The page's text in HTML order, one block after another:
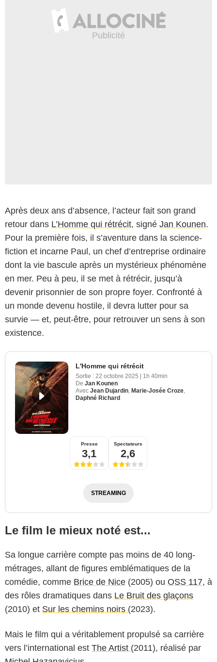
Après deux ans d’absence, l’acteur fait son grand
retour dans L’Homme qui rétrécit, signé Jan Kounen.
Pour la première fois, il s’aventure dans la science-
fiction et incarne Paul, un chef d’entreprise ordinaire
dont la vie bascule après un mystérieux phénomène
en mer. Peu à peu, il se met à rétrécir, jusqu’à
devenir prisonnier de son propre foyer. Confronté à
un monde devenu hostile, il devra lutter pour sa
survie — et, peut-être, pour retrouver un sens à son
existence.
L'Homme qui rétrécit
Sortie : 22 octobre 2025 | 1h 40min
De Jan Kounen
Avec Jean Dujardin Marie-Josée Croze
Daphné Richard
Presse
3,1
Spectateurs
2,6
STREAMING
Le film le mieux noté est...
Sa longue carrière compte pas moins de 40 long-
métrages, allant de figures emblématiques de la
comédie, comme Brice de Nice (2005) ou OSS 117, à
des rôles dramatiques dans Le Bruit des glaçons
(2010) et Sur les chemins noirs (2023).
Mais le film qui a véritablement propulsé sa carrière
vers l’international est The Artist (2011), réalisé par